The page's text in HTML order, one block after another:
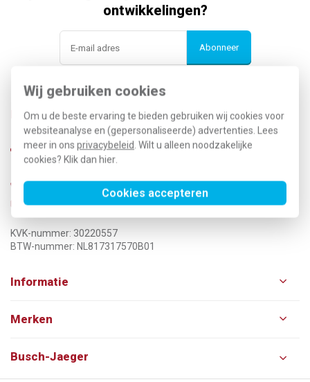
Wij gebruiken cookies
Om u de beste ervaring te bieden gebruiken wij cookies voor
websiteanalyse en (gepersonaliseerde) advertenties. Lees
meer in ons privacybeleid. Wilt u alleen noodzakelijke
cookies? Klik dan hier.
Cookies accepteren
ontwikkelingen?
Abonneer
Klantenservice nu telefonisch niet bereikbaar
info@klusspullen.nl
KVK-nummer: 30220557
BTW-nummer: NL817317570B01
Informatie
Merken
Busch-Jaeger